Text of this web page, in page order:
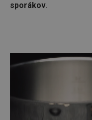
sporákov.